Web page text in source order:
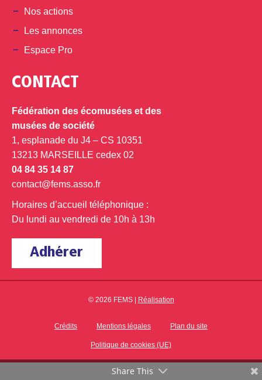
Nos actions
Les annonces
Espace Pro
CONTACT
Fédération des écomusées et des
musées de société
1, esplanade du J4 – CS 10351
13213 MARSEILLE cedex 02
04 84 35 14 87
contact@fems.asso.fr
Horaires d’accueil téléphonique :
Du lundi au vendredi de 10h à 13h
Adhérer
© 2026 FEMS | Réalisation
Crédits Mentions légales Plan du site
Politique de cookies (UE)
Share This